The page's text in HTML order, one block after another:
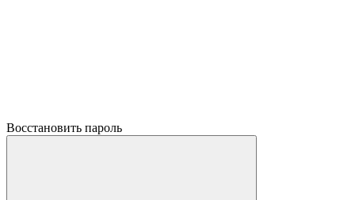
Восстановить пароль